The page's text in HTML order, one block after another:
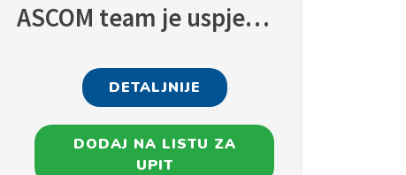
ASCOM team je uspješno realizovao još jedan projekat.- Senzorna soba "Mala sirena" Zavidovići
DETALJNIJE
DODAJ NA LISTU ZA
UPIT